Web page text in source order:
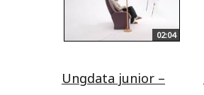
02:04
Ungdata junior –